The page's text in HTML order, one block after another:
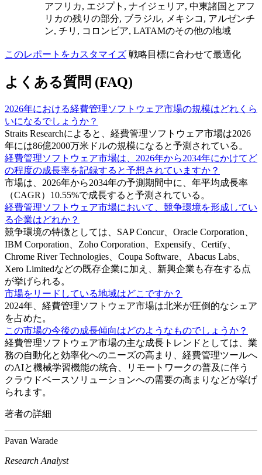
アフリカ, エジプト, ナイジェリア, 中東諸国とアフ
リカの残りの部分, ブラジル, メキシコ, アルゼンチ
ン, チリ, コロンビア, LATAMのその他の地域
このレポートをカスタマイズ 戦略目標に合わせて最適化
よくある質問 (FAQ)
2026年における経費管理ソフトウェア市場の規模はどれくら
いになるでしょうか？
Straits Researchによると、経費管理ソフトウェア市場は2026
年には86億2000万米ドルの規模になると予測されている。
経費管理ソフトウェア市場は、2026年から2034年にかけてど
の程度の成長率を記録すると予想されていますか？
市場は、2026年から2034年の予測期間中に、年平均成長率
（CAGR）10.55%で成長すると予測されている。
経費管理ソフトウェア市場において、競争環境を形成してい
る企業はどれか？
競争環境の特徴としては、SAP Concur、Oracle Corporation、
IBM Corporation、Zoho Corporation、Expensify、Certify、
Chrome River Technologies、Coupa Software、Abacus Labs、
Xero Limitedなどの既存企業に加え、新興企業も存在する点
が挙げられる。
市場をリードしている地域はどこですか？
2024年、経費管理ソフトウェア市場は北米が圧倒的なシェア
を占めた。
この市場の今後の成長傾向はどのようなものでしょうか？
経費管理ソフトウェア市場の主な成長トレンドとしては、業
務の自動化と効率化へのニーズの高まり、経費管理ツールへ
のAIと機械学習機能の統合、リモートワークの普及に伴う
クラウドベースソリューションへの需要の高まりなどが挙げ
られます。
著者の詳細
Pavan Warade
Research Analyst